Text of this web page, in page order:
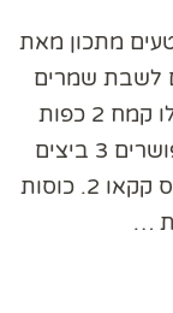
מתכון מאת
לשבת שמרים
שוקולד פרווה של פעם הרכיבים- קילו קמח 2 כפות
שמרים 1/2 כוס סוכר 2 כוסות מים פושרים 3 ביצים
כוס שמן כפית מלח מלית קקאו- 1. כוס קקאו 2. כוסות